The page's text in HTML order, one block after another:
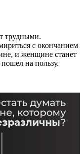
трудными.
с окончанием
и женщине станет
на пользу.